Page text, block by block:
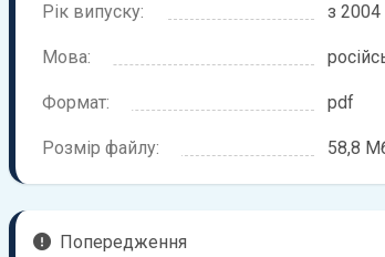
Рік випуску: з 2004
Мова:
Формат: pdf
Розмір файлу: 58,8
Попередження